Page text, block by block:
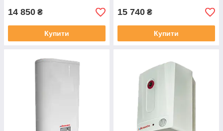
14 850 ₴
Купити
15 740 ₴
Купити